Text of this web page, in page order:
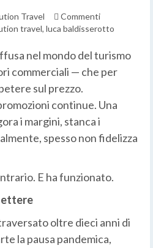
Travel
Commenti
travel, luca baldisserotto
nel mondo del turismo
commerciali — che per
sul prezzo.
continue. Una
i margini, stanca i
spesso non fidelizza
E ha funzionato.
oltre dieci anni di
la pausa pandemica,